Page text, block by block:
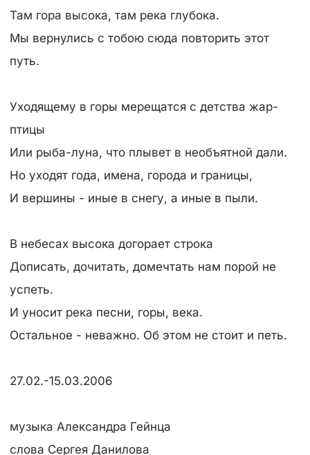
Там гора высока, там река глубока.
Мы вернулись с тобою сюда повторить этот
путь.
Уходящему в горы мерещатся с детства жар-
птицы
Или рыба-луна, что плывет в необъятной дали.
Но уходят года, имена, города и границы,
И вершины - иные в снегу, а иные в пыли.
В небесах высока догорает строка
Дописать, дочитать, домечтать нам порой не
успеть.
И уносит река песни, горы, века.
Остальное - неважно. Об этом не стоит и петь.
27.02.-15.03.2006
музыка Александра Гейнца
слова Сергея Данилова